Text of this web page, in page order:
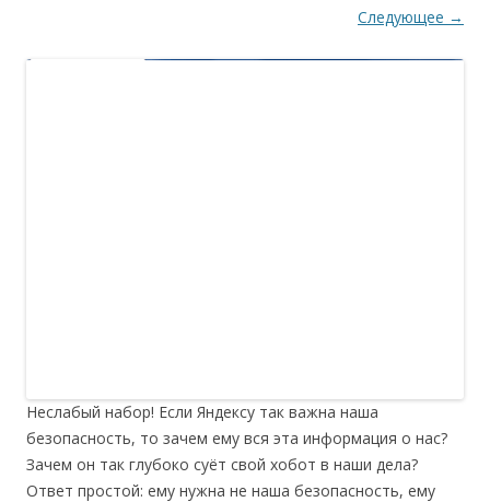
Следующее →
Неслабый набор! Если Яндексу так важна наша
безопасность, то зачем ему вся эта информация о нас?
Зачем он так глубоко суёт свой хобот в наши дела?
Ответ простой: ему нужна не наша безопасность, ему